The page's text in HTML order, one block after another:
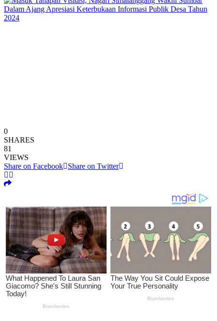
0
SHARES
81
VIEWS
Share on Facebook
Share on Twitter